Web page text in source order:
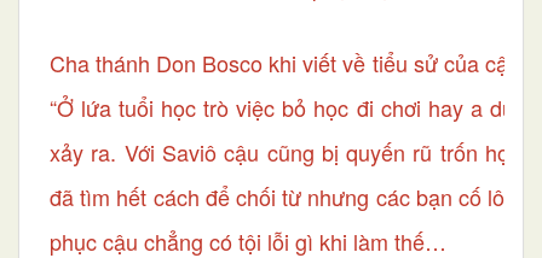
Cha thánh Don Bosco khi viết về tiểu sử của cậu
“Ở lứa tuổi học trò việc bỏ học đi chơi hay a dua
xảy ra. Với Saviô cậu cũng bị quyến rũ trốn học
đã tìm hết cách để chối từ nhưng các bạn cố lôi
phục cậu chẳng có tội lỗi gì khi làm thế…